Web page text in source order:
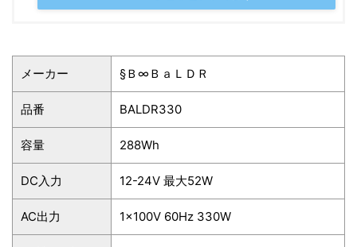
メーカー §Ｂ∞ＢａＬＤＲ
品番 BALDR330
容量 288Wh
DC入力 12-24V 最大52W
AC出力 1×100V 60Hz 330W